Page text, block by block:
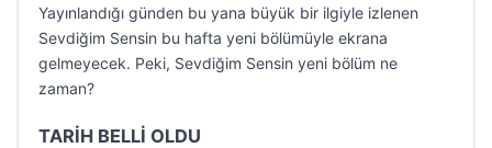
Yayınlandığı günden bu yana büyük bir ilgiyle izlenen
Sevdiğim Sensin bu hafta yeni bölümüyle ekrana
gelmeyecek. Peki, Sevdiğim Sensin yeni bölüm ne
zaman?
TARİH BELLİ OLDU